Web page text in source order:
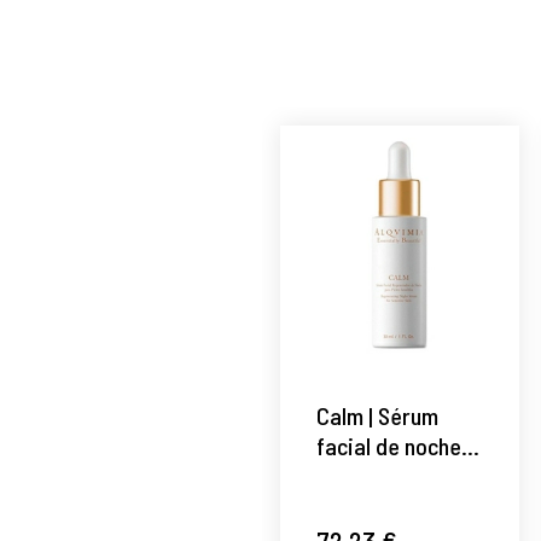
Calm | Sérum
facial de noche